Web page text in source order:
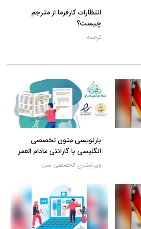
انتظارات کارفرما از مترجم
چیست؟
ترجمه
بازنویسی متون تخصصی
انگلیسی با گارانتی مادام العمر
ویراستاری تخصصی متن